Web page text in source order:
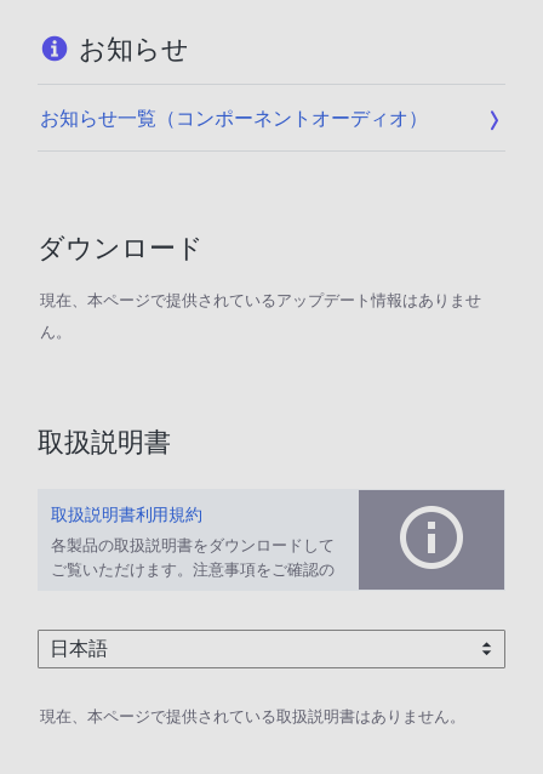
お知らせ
お知らせ一覧（コンポーネントオーディオ）
ダウンロード
現在、本ページで提供されているアップデート情報はありませ
ん。
取扱説明書
取扱説明書利用規約
各製品の取扱説明書をダウンロードして
ご覧いただけます。注意事項をご確認の
現在、本ページで提供されている取扱説明書はありません。